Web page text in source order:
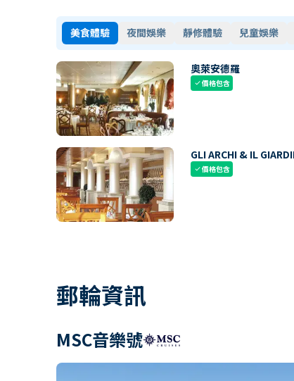
美食體驗 夜間娛樂 靜修體驗 兒童娛樂
奧萊安德羅
check價格包含
GLI ARCHI & IL
check價格包含
郵輪資訊
MSC音樂號